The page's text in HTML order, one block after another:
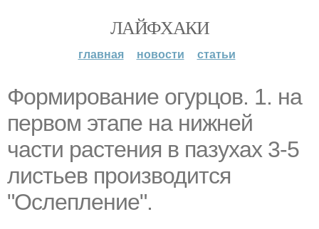
ЛАЙФХАКИ
главная новости статьи
Формирование огурцов. 1. на
первом этапе на нижней
части растения в пазухах 3-5
листьев производится
"Ослепление".